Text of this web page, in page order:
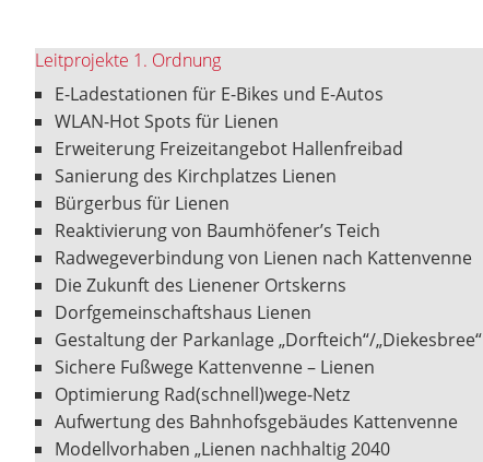
Leitprojekte 1. Ordnung
E-Ladestationen für E-Bikes und E-Autos
WLAN-Hot Spots für Lienen
Erweiterung Freizeitangebot Hallenfreibad
Sanierung des Kirchplatzes Lienen
Bürgerbus für Lienen
Reaktivierung von Baumhöfener’s Teich
Radwegeverbindung von Lienen nach Kattenvenne
Die Zukunft des Lienener Ortskerns
Dorfgemeinschaftshaus Lienen
Gestaltung der Parkanlage „Dorfteich“/„Diekesbree“
Sichere Fußwege Kattenvenne – Lienen
Optimierung Rad(schnell)wege-Netz
Aufwertung des Bahnhofsgebäudes Kattenvenne
Modellvorhaben „Lienen nachhaltig 2040